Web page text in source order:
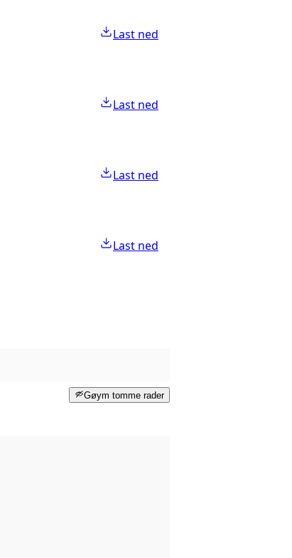
Last ned
Last ned
Last ned
Last ned
Gøym tomme rader